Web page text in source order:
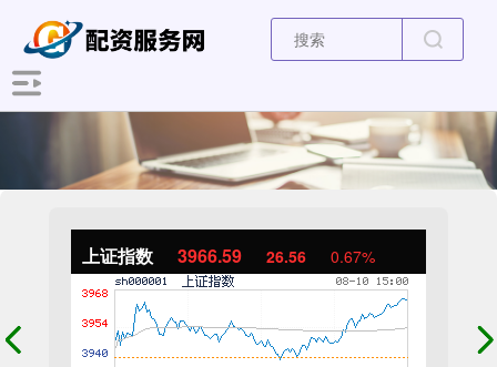
上证指数 3966.59 26.56 0.67%